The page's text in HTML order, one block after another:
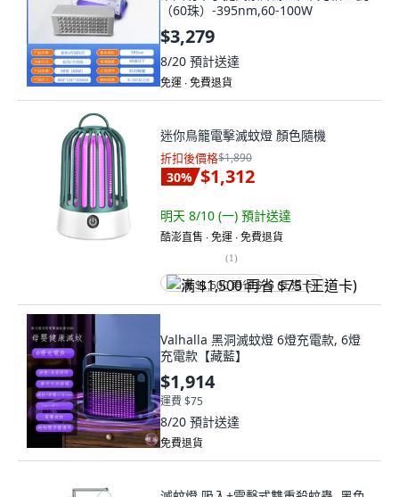
$3,279
8/20預計送達
免運 ∙ 免費退貨
折扣後價格$1,890
30% $1,312
酷澎直售 ∙ 免運 ∙ 免費退貨
(1
满 $1,500 再省 $75 (王道卡)
充電款【藏藍】
$1,914
運費 $75
8/20預計送達
免費退貨